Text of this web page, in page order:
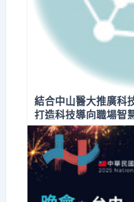
結合中山醫大推廣
打造科技導向職場智